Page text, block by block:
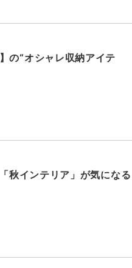
の“オシャレ収納アイテ
秋インテリア」が気になる